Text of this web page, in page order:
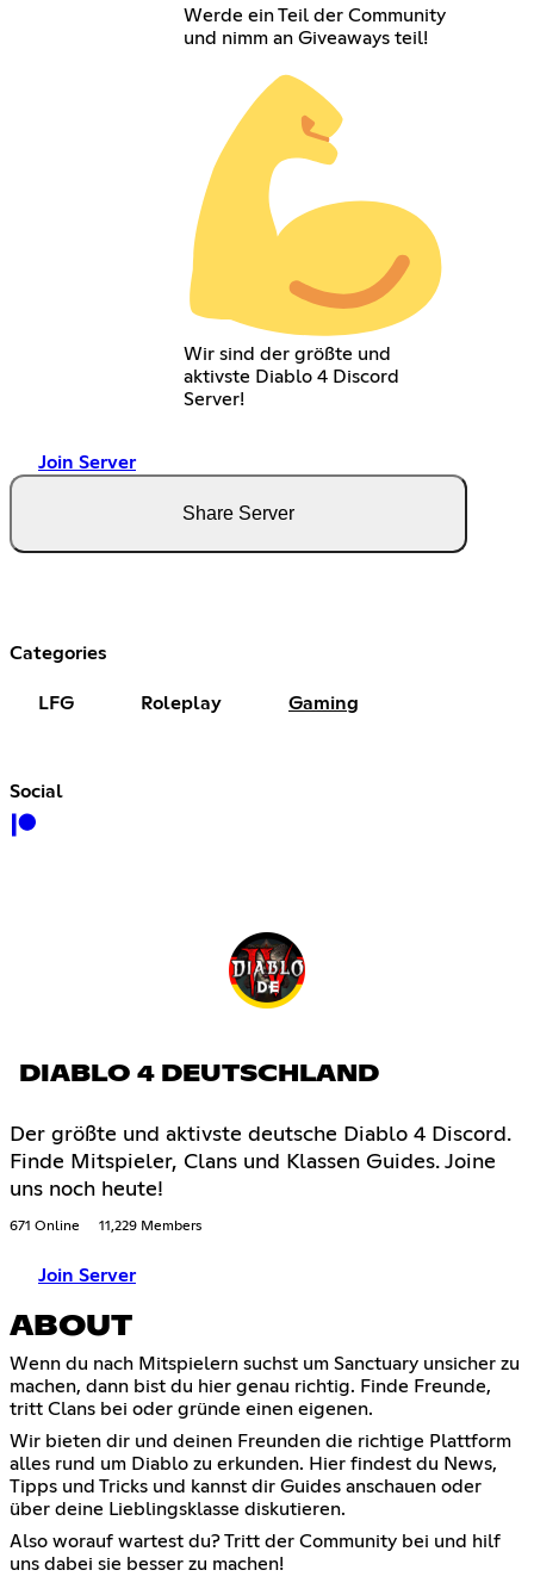
Werde ein Teil der Community
und nimm an Giveaways teil!
Wir sind der größte und
aktivste Diablo 4 Discord
Server!
Join Server
Share Server
Categories
LFG Roleplay Gaming
Social
DIABLO 4 DEUTSCHLAND
Der größte und aktivste deutsche Diablo 4 Discord.
Finde Mitspieler, Clans und Klassen Guides. Joine
uns noch heute!
671 Online 11,229 Members
Join Server
ABOUT
Wenn du nach Mitspielern suchst um Sanctuary unsicher zu
machen, dann bist du hier genau richtig. Finde Freunde,
tritt Clans bei oder gründe einen eigenen.
Wir bieten dir und deinen Freunden die richtige Plattform
alles rund um Diablo zu erkunden. Hier findest du News,
Tipps und Tricks und kannst dir Guides anschauen oder
über deine Lieblingsklasse diskutieren.
Also worauf wartest du? Tritt der Community bei und hilf
uns dabei sie besser zu machen!